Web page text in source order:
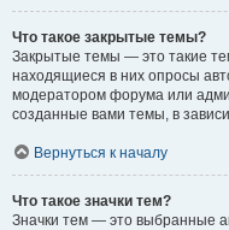
Что такое закрытые темы?
Закрытые темы — это такие
находящиеся в них опросы
модератором форума или
созданные вами темы, в
Вернуться к началу
Что такое значки тем?
Значки тем — это выбранные